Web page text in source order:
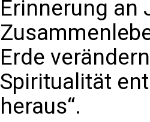
Erinnerung an
Erde
Spiritualität
heraus“.